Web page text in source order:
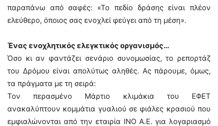
παραπάνω από σαφές: «Το πεδίο δράσης είναι πλέον
ελεύθερο, όποιος σας ενοχλεί φεύγει από τη μέση».
Ένας ενοχλητικός ελεγκτικός οργανισμός…
Όσο κι αν φαντάζει σενάριο συνομωσίας, το ρεπορτάζ
του Δρόμου είναι απολύτως αληθές. Ας πάρουμε, όμως,
τα πράγματα με τη σειρά:
Τον περασμένο Μάρτιο κλιμάκια του ΕΦΕΤ
ανακαλύπτουν κομμάτια γυαλιού σε φιάλες κρασιού που
εμφιαλώνονται από την εταιρία ΙΝΟ Α.Ε. για λογαριασμό